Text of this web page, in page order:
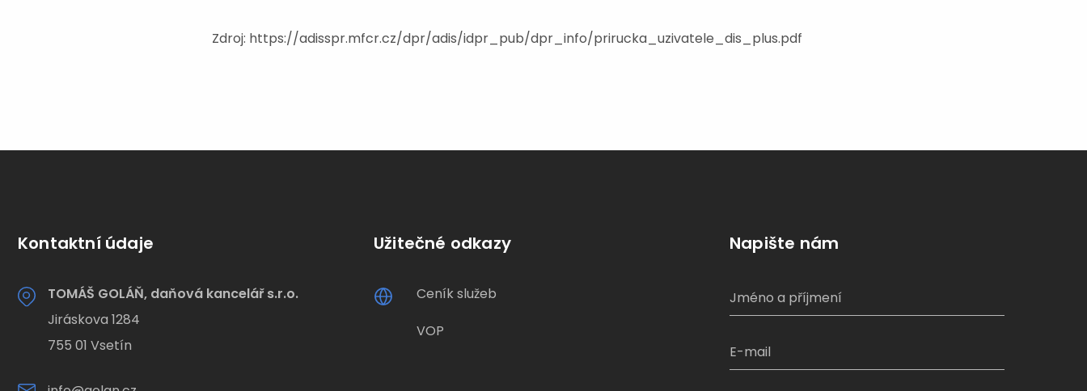
Zdroj: https://adisspr.mfcr.cz/dpr/adis/idpr_pub/dpr_info/prirucka_uzivatele_dis_plus.pdf
Kontaktní údaje
TOMÁŠ GOLÁŇ, daňová kancelář s.r.o.
Jiráskova 1284
755 01 Vsetín
Užitečné odkazy
Ceník služeb
VOP
Napište nám